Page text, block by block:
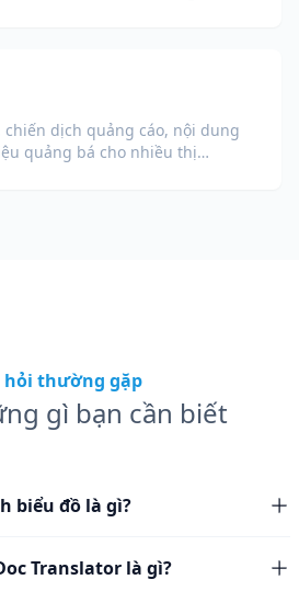
dịch quảng cáo, nội dung
quảng bá cho nhiều thị
hỏi thường gặp
gì bạn cần biết
biểu đồ là gì?
Translator là gì?